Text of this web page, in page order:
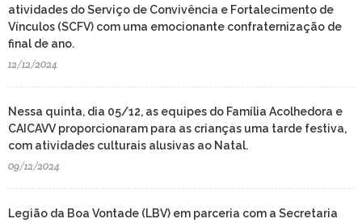
atividades do Serviço de Convivência e Fortalecimento de
Vínculos (SCFV) com uma emocionante confraternização de
final de ano.
12/12/2024
Nessa quinta, dia 05/12, as equipes do Família Acolhedora e
CAICAVV proporcionaram para as crianças uma tarde festiva,
com atividades culturais alusivas ao Natal.
09/12/2024
Legião da Boa Vontade (LBV) em parceria com a Secretaria